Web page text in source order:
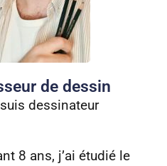
de dessin
dessinateur
8 ans, j’ai étudié le